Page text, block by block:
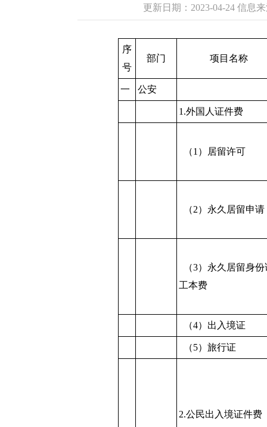
更新日期：2023-04-24 信息
序
号
部门 项目名称
一 公安
1.外国人证件费
（1）居留许可
（2）永久居留申请
（3）永久居留身份
工本费
（4）出入境证
（5）旅行证
2.公民出入境证件费